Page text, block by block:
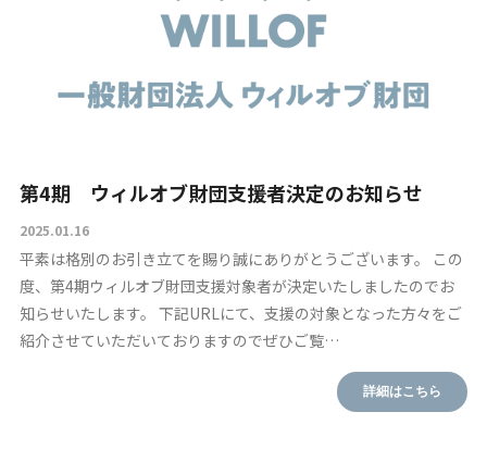
第4期 ウィルオブ財団支援者決定のお知らせ
2025.01.16
平素は格別のお引き立てを賜り誠にありがとうございます。 この
度、第4期ウィルオブ財団支援対象者が決定いたしましたのでお
知らせいたします。 下記URLにて、支援の対象となった方々をご
紹介させていただいておりますのでぜひご覧…
詳細はこちら